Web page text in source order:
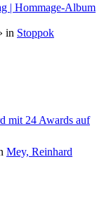
| Hommage-Album
in Stoppok
mit 24 Awards auf
Mey, Reinhard